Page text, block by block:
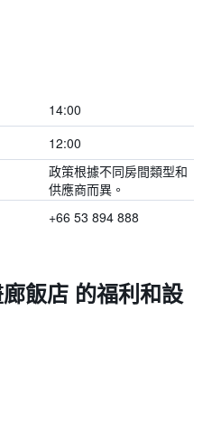
14:00
12:00
政策根據不同房間類型和
供應商而異。
+66 53 894 888
飯店 的福利和設